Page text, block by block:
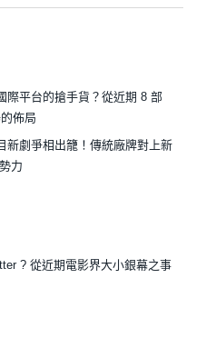
際平台的搶手貨？從近期 8 部
佈局
新劇爭相出籠！傳統廠牌對上新
力
? 從近期電影界大小銀幕之事